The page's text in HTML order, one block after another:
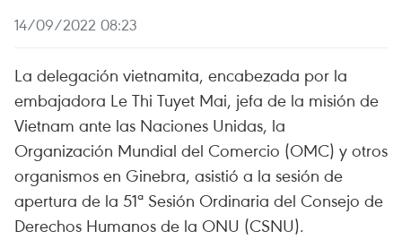
14/09/2022 08:23
La delegación vietnamita, encabezada por la
embajadora Le Thi Tuyet Mai, jefa de la misión de
Vietnam ante las Naciones Unidas, la
Organización Mundial del Comercio (OMC) y otros
organismos en Ginebra, asistió a la sesión de
apertura de la 51ª Sesión Ordinaria del Consejo de
Derechos Humanos de la ONU (CSNU).